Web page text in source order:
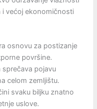
i većoj ekonomičnosti
osnovu za postizanje
površine.
sprečava pojavu
celom zemljištu.
svaku biljku znatno
uslove.